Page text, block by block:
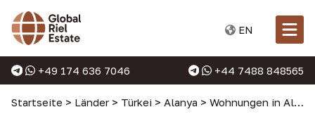
EN
+49 174 636 7046 +44 7488 848565
Startseite > Länder > Türkei > Alanya > Wohnungen in Alanya